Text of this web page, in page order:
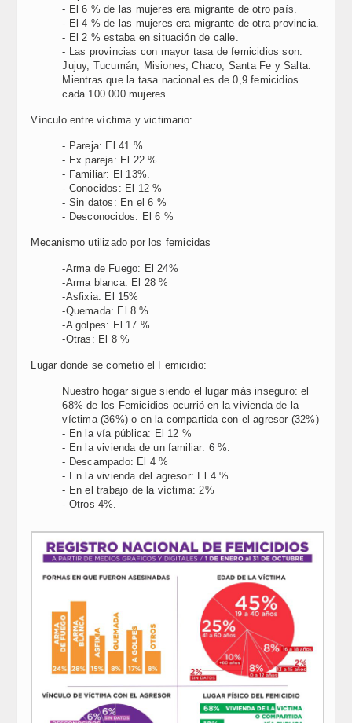
- El 6 % de las mujeres era migrante de otro país.
- El 4 % de las mujeres era migrante de otra provincia.
- El 2 % estaba en situación de calle.
- Las provincias con mayor tasa de femicidios son:
Jujuy, Tucumán, Misiones, Chaco, Santa Fe y Salta.
Mientras que la tasa nacional es de 0,9 femicidios
cada 100.000 mujeres
Vínculo entre víctima y victimario:
- Pareja: El 41 %.
- Ex pareja: El 22 %
- Familiar: El 13%.
- Conocidos: El 12 %
- Sin datos: En el 6 %
- Desconocidos: El 6 %
Mecanismo utilizado por los femicidas
-Arma de Fuego: El 24%
-Arma blanca: El 28 %
-Asfixia: El 15%
-Quemada: El 8 %
-A golpes: El 17 %
-Otras: El 8 %
Lugar donde se cometió el Femicidio:
Nuestro hogar sigue siendo el lugar más inseguro: el
68% de los Femicidios ocurrió en la vivienda de la
víctima (36%) o en la compartida con el agresor (32%)
- En la vía pública: El 12 %
- En la vivienda de un familiar: 6 %.
- Descampado: El 4 %
- En la vivienda del agresor: El 4 %
- En el trabajo de la víctima: 2%
- Otros 4%.